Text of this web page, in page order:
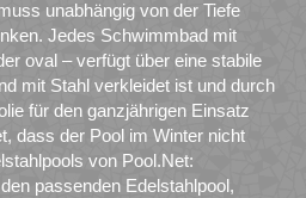
unabhängig von der Tiefe
Jedes Schwimmbad mit
oval – verfügt über eine stabile
mit Stahl verkleidet ist und durch
für den ganzjährigen Einsatz
dass der Pool im Winter nicht
von Pool.Net:
passenden Edelstahlpool,